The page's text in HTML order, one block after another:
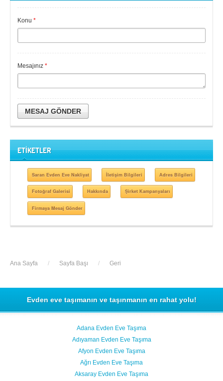
Konu *
Mesajınız *
MESAJ GÖNDER
ETİKETLER
Saran Evden Eve Nakliyat İletişim Bilgileri Adres Bilgileri
Fotoğraf Galerisi Hakkında Şirket Kampanyaları
Firmaya Mesaj Gönder
Ana Sayfa / Sayfa Başı / Geri
Evden eve taşımanın ve taşınmanın en rahat yolu!
Adana Evden Eve Taşıma
Adıyaman Evden Eve Taşıma
Afyon Evden Eve Taşıma
Ağrı Evden Eve Taşıma
Aksaray Evden Eve Taşıma